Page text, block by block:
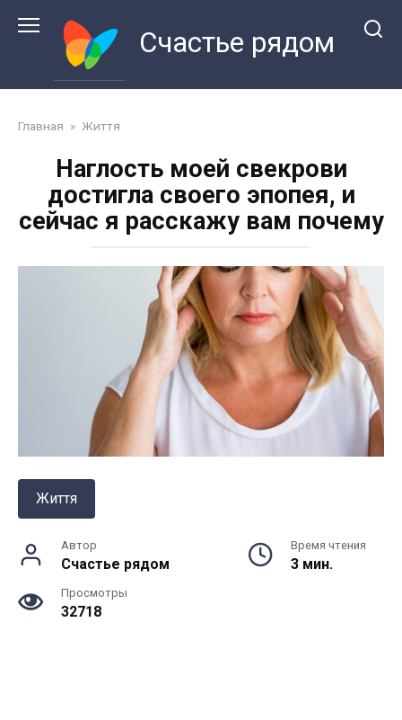
Счастье рядом
Главная » Життя
Наглость моей свекрови
достигла своего эпопея, и
сейчас я расскажу вам почему
Життя
Автор
Счастье рядом
Время чтения
3 мин.
Просмотры
32718